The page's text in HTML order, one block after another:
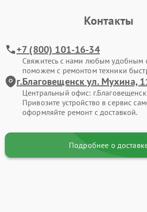
Контакты
+7 (800) 101-16-34
Свяжитесь с нами любым удобным
поможем с ремонтом техники
г.Благовещенск ул. Мухина,
Центральный офис:
Привозите устройство в сервис
оформляйте ремонт с доставкой.
Подробнее о